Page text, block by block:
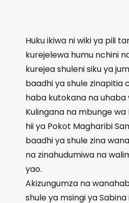
Huku ikiwa ni wiki ya pili
kurejelewa humu nchini
kurejea shuleni siku ya
baadhi ya shule zinapitia
haba kutokana na uhaba
Kulingana na mbunge
hii ya Pokot Magharibi
baadhi ya shule zina
na zinahudumiwa na
yao.
Akizungumza na
shule ya msingi ya Sabina